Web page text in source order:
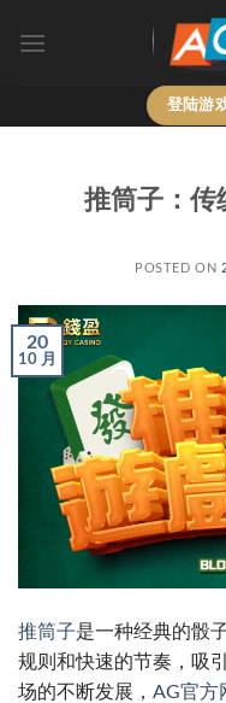
登陆游
推筒子：传
POSTED ON
20
10 月
推筒子是一种经典的骰
规则和快速的节奏，吸
场的不断发展， AG官方